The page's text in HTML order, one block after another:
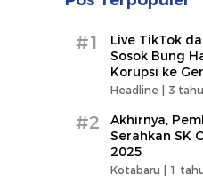
#1
Live TikTok
Sosok Bung
Korupsi ke
Headline | 3
#2
Akhirnya,
Serahkan SK
2025
Kotabaru | 1